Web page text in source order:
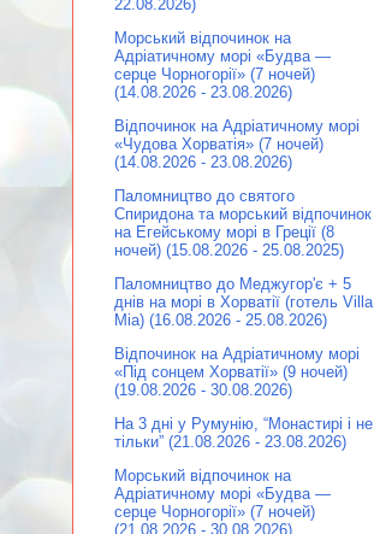
22.08.2026)
Морський відпочинок на
Адріатичному морі «Будва —
серце Чорногорії» (7 ночей)
(14.08.2026 - 23.08.2026)
Відпочинок на Адріатичному морі
«Чудова Хорватія» (7 ночей)
(14.08.2026 - 23.08.2026)
Паломництво до святого
Спиридона та морський відпочинок
на Егейському морі в Греції (8
ночей) (15.08.2026 - 25.08.2025)
Паломництво до Меджугор'є + 5
днів на морі в Хорватії (готель Villa
Mia) (16.08.2026 - 25.08.2026)
Відпочинок на Адріатичному морі
«Під сонцем Хорватії» (9 ночей)
(19.08.2026 - 30.08.2026)
На 3 дні у Румунію, “Монастирі і не
тільки” (21.08.2026 - 23.08.2026)
Морський відпочинок на
Адріатичному морі «Будва —
серце Чорногорії» (7 ночей)
(21.08.2026 - 30.08.2026)